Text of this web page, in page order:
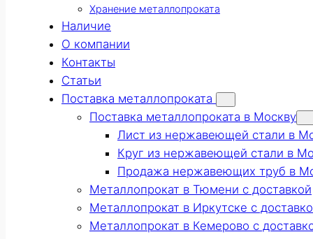
Хранение металлопроката
Наличие
О компании
Контакты
Статьи
Поставка металлопроката
Поставка металлопроката в Москву
Лист из нержавеющей стали в
Круг из нержавеющей стали в
Продажа нержавеющих труб в
Металлопрокат в Тюмени с доставкой
Металлопрокат в Иркутске с
Металлопрокат в Кемерово с